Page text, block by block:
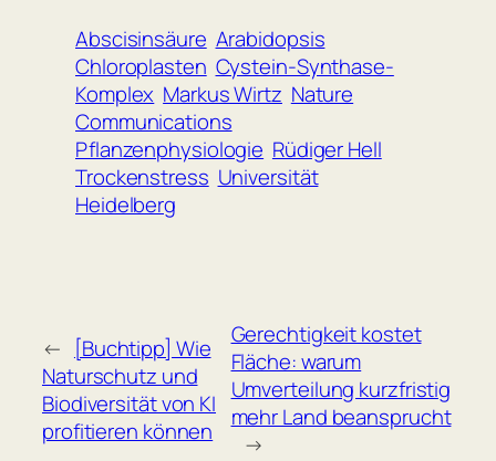
Abscisinsäure Arabidopsis
Chloroplasten Cystein-Synthase-
Komplex Markus Wirtz Nature
Communications
Pflanzenphysiologie Rüdiger Hell
Trockenstress Universität
Heidelberg
← [Buchtipp] Wie
Naturschutz und
Biodiversität von KI
profitieren können
Gerechtigkeit kostet
Fläche: warum
Umverteilung kurzfristig
mehr Land beansprucht
→